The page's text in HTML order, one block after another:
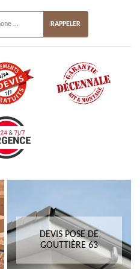
DEVIS POSE DE
GOUTTIÈRE 63